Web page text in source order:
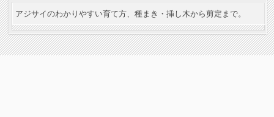
アジサイのわかりやすい育て方、種まき・挿し木から剪定まで。